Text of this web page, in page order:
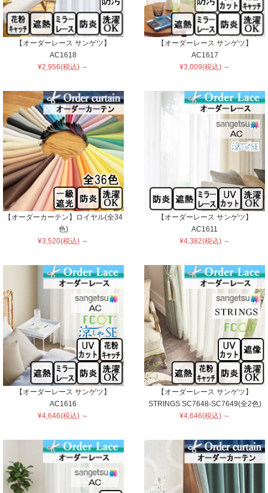
【オーダーレース サンゲツ】
AC1618
¥2,956(税込) ～
【オーダーレース サンゲツ】
AC1617
¥3,009(税込) ～
【オーダーカーテン】ロイヤル(全34
色)
¥3,520(税込) ～
【オーダーレース サンゲツ】
AC1611
¥4,382(税込) ～
【オーダーレース サンゲツ】
AC1616
¥4,646(税込) ～
【オーダーレース サンゲツ】
STRINGS SC7648-SC7649(全2色)
¥4,646(税込) ～